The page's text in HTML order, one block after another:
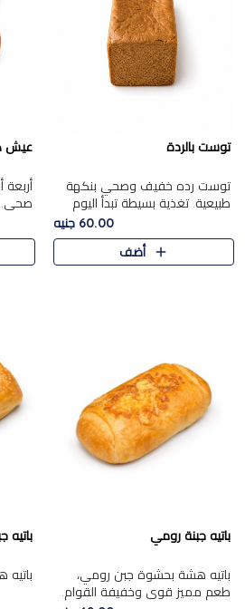
توست بالردة
توست رده خفيف وصحي بنكهة
طبيعية. تغذية بسيطة تبدأ اليوم
60.00 جنيه
أضف
عيش
صحي.
باتيه جبنة رومي
باتيه هشة بحشوة جبن رومي،
طعم مميز قوي وخفيفة القوام.
باتيه